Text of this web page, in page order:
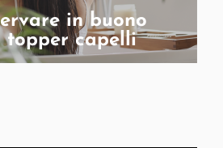
in buono
topper capelli